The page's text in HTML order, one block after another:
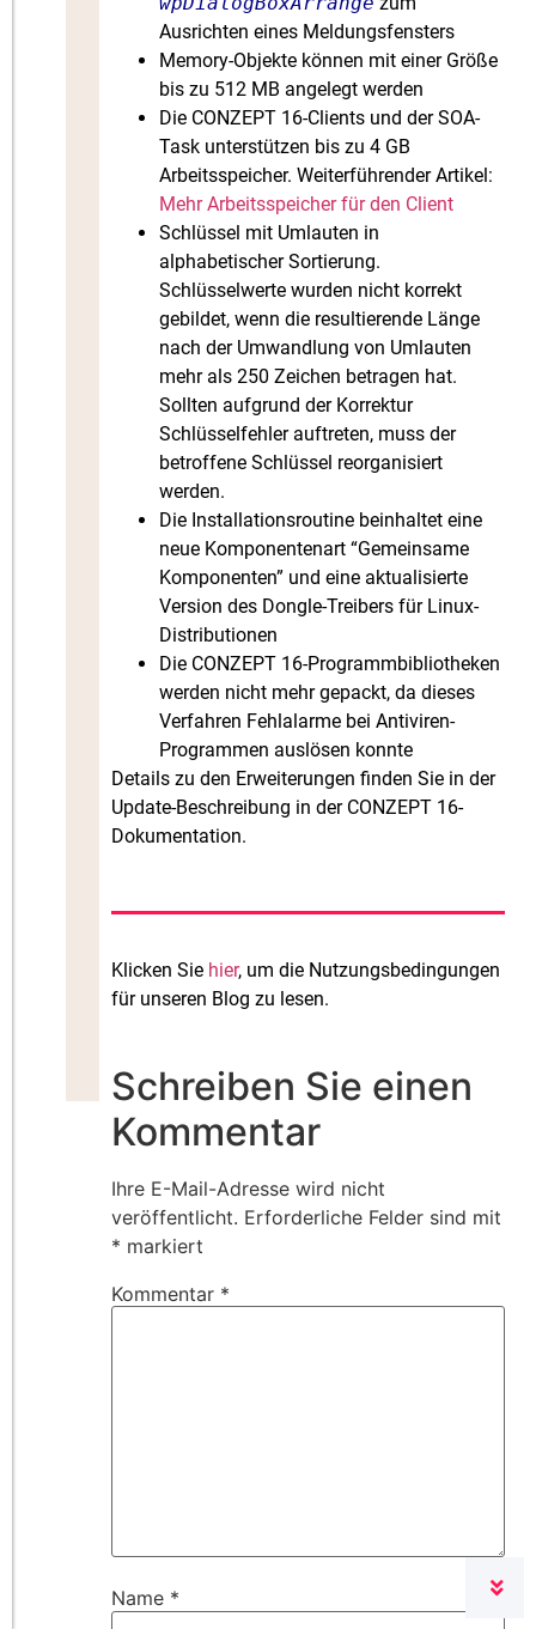
Ausrichten eines Meldungsfensters
Memory-Objekte können mit einer Größe
bis zu 512 MB angelegt werden
Die CONZEPT 16-Clients und der SOA-
Task unterstützen bis zu 4 GB
Arbeitsspeicher. Weiterführender Artikel:
Mehr Arbeitsspeicher für den Client
Schlüssel mit Umlauten in
alphabetischer Sortierung.
Schlüsselwerte wurden nicht korrekt
gebildet, wenn die resultierende Länge
nach der Umwandlung von Umlauten
mehr als 250 Zeichen betragen hat.
Sollten aufgrund der Korrektur
Schlüsselfehler auftreten, muss der
betroffene Schlüssel reorganisiert
werden.
Die Installationsroutine beinhaltet eine
neue Komponentenart “Gemeinsame
Komponenten” und eine aktualisierte
Version des Dongle-Treibers für Linux-
Distributionen
Die CONZEPT 16-Programmbibliotheken
werden nicht mehr gepackt, da dieses
Verfahren Fehlalarme bei Antiviren-
Programmen auslösen konnte
Details zu den Erweiterungen finden Sie in der
Update-Beschreibung in der CONZEPT 16-
Dokumentation.
Klicken Sie hier, um die Nutzungsbedingungen
für unseren Blog zu lesen.
Schreiben Sie einen
Kommentar
Ihre E-Mail-Adresse wird nicht
veröffentlicht. Erforderliche Felder sind mit
* markiert
Kommentar *
Name *